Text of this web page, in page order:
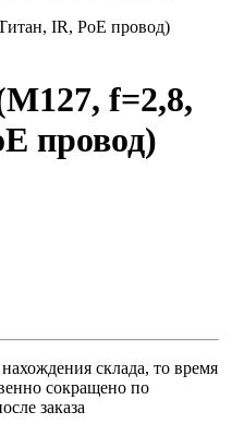
f=2,8,
провод)
склада, то время
сокращено по
заказа